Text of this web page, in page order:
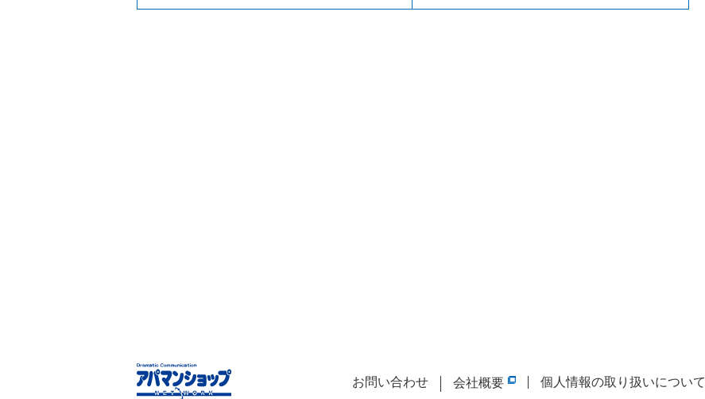
お問い合わせ 会社概要 個人情報の取り扱いについて